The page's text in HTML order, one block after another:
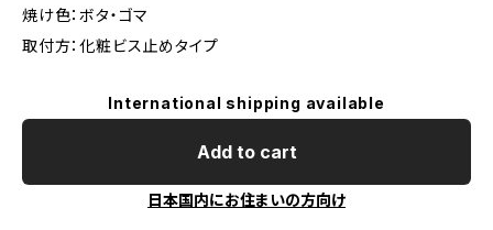
焼け色：ボタ・ゴマ
取付方：化粧ビス止めタイプ
International shipping available
Add to cart
日本国内にお住まいの方向け